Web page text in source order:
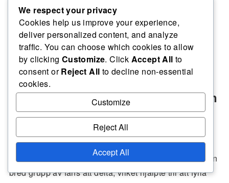
Yokohama, Japan. Turneringen genererade inte bara
betydande intäkter utan stimulerade också lokala
företag och turism, vilket bidrog till långsiktig
ekonomisk tillväxt.
Intäktsgenerering från turneringen
Turneringen genererade betydande intäkter genom
biljettförsäljning, sponsring och sändningsrättigheter.
Biljettpriserna varierade, vilket gjorde det möjligt för en
bred grupp av fans att delta, vilket hjälpte till att fylla
We respect your privacy
Cookies help us improve your experience,
deliver personalized content, and analyze
traffic. You can choose which cookies to allow
by clicking Customize. Click Accept All to
consent orReject All to decline non-essential
cookies.
Customize
Reject All
Accept All